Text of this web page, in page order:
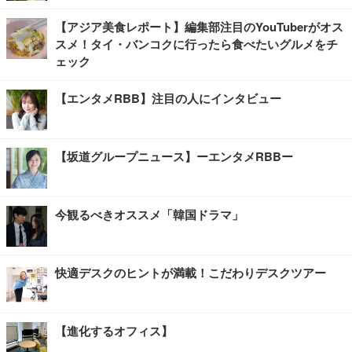
【アジア美食レポート】編集部注目のYouTuberがオス
スメ！タイ・バンコクに行ったら食べたいグルメをチ
ェック
【エンタメRBB】注目の人にインタビュー
【坂道グループニュース】ーエンタメRBBー
今観るべきオススメ「韓国ドラマ」
快適デスクのヒントが満載！こだわりデスクツアー
【進化するオフィス】